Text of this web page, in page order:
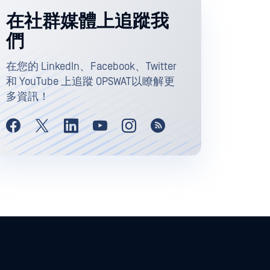
在社群媒體上追蹤我
們
在您的 LinkedIn、Facebook、Twitter
和 YouTube 上追蹤 OPSWAT以瞭解更
多資訊！